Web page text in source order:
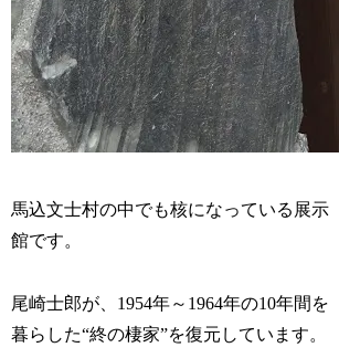
馬込文士村の中でも核になっている展示
館です。
尾崎士郎が、1954年～1964年の10年間を
暮らした“終の棲家”を復元しています。